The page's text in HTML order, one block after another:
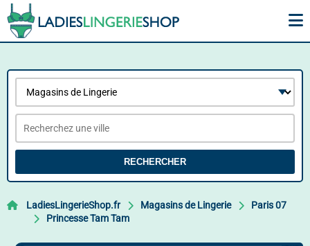
RECHERCHER
LadiesLingerieShop.fr Magasins de Lingerie
Paris 07
Princesse Tam Tam